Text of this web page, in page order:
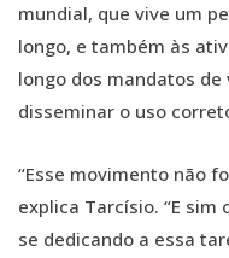
mundial, que vive um
longo, e também às
longo dos mandatos
disseminar o uso
“Esse movimento não
explica Tarcísio. “E
se dedicando a essa